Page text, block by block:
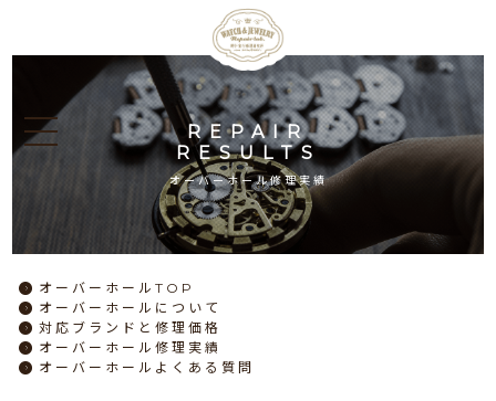
REPAIR
RESULTS
オーバーホール修理実績
オーバーホールTOP
オーバーホール について
対応ブランドと修理価格
オーバーホール修理実績
オーバーホール よくある質問